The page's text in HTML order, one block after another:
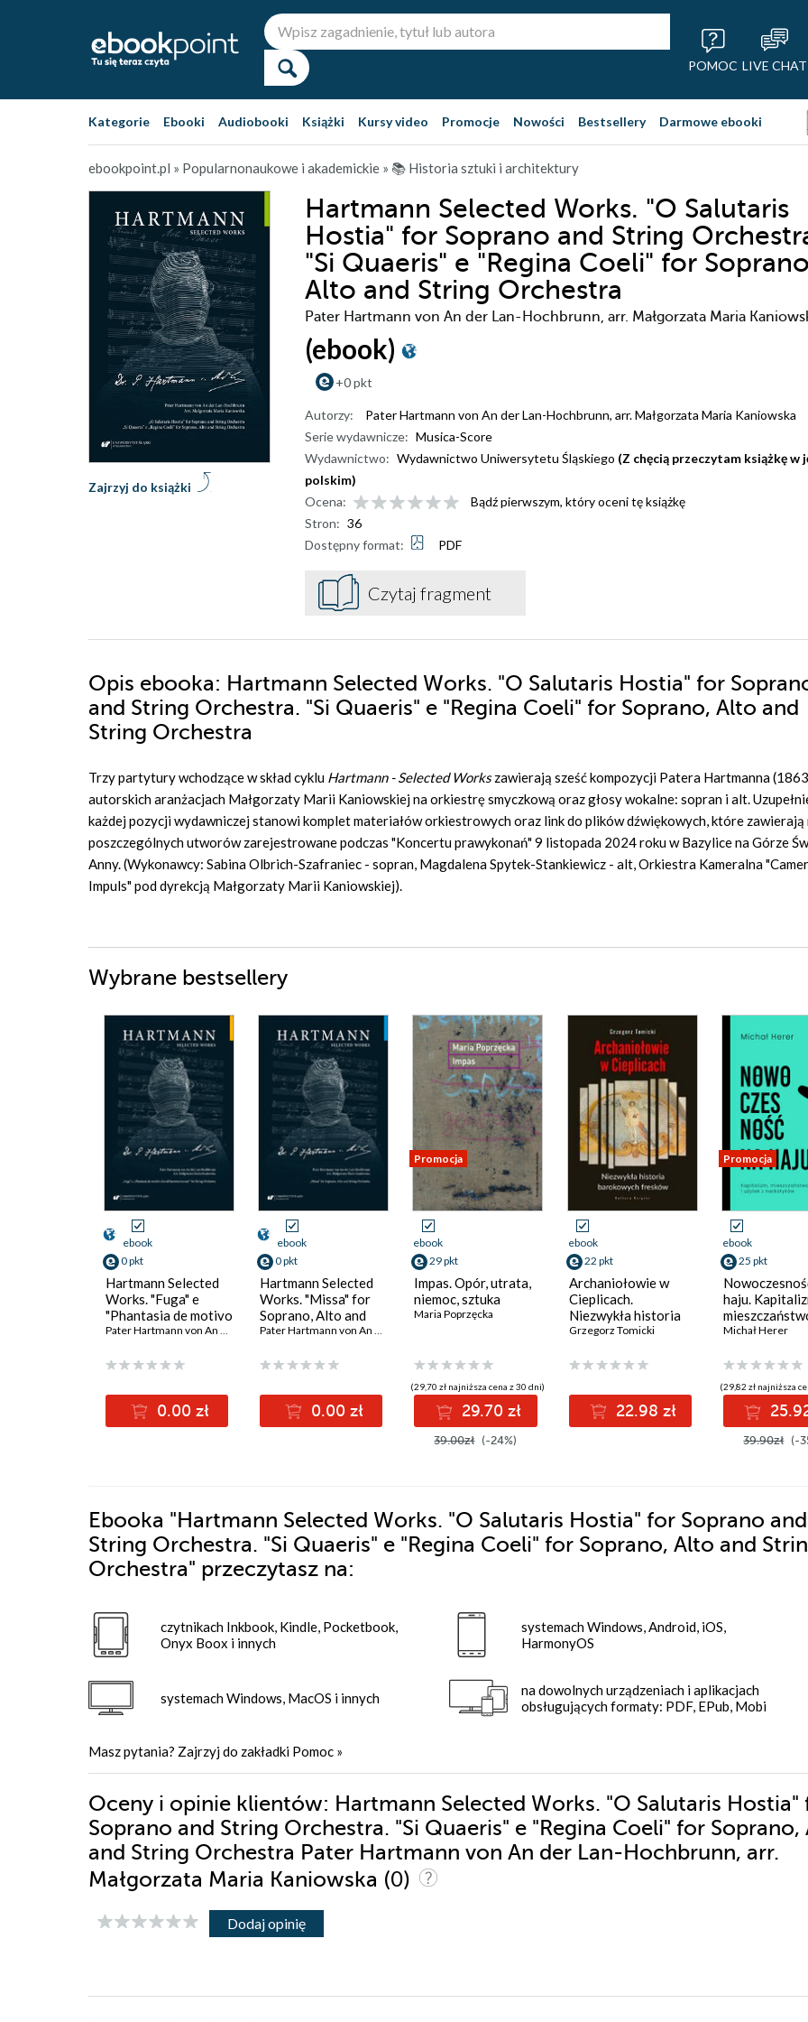
POMOC LIVE CHAT
Kategorie Ebooki Audiobooki Książki Kursy video Promocje Nowości Bestsellery Darmowe ebooki
ebookpoint.pl » Popularnonaukowe i akademickie » 📚 Historia sztuki i architektury
Hartmann Selected Works. "O Salutaris
Hostia" for Soprano and String
"Si Quaeris" e "Regina Coeli" for
Alto and String Orchestra
Pater Hartmann von An der Lan-Hochbrunn, arr. Małgorzata Maria
(ebook)
+0 pkt
Zajrzyj do książki
Autorzy: Pater Hartmann von An der Lan-Hochbrunn, arr. Małgorzata Maria Kaniowska
Serie wydawnicze: Musica-Score
Wydawnictwo: Wydawnictwo Uniwersytetu Śląskiego (Z chęcią przeczytam książkę w
polskim)
Ocena:
Bądź pierwszym, który oceni tę książkę
Stron: 36
Dostępny format:
PDF
Czytaj fragment
Opis ebooka: Hartmann Selected Works. "O Salutaris Hostia" for
and String Orchestra. "Si Quaeris" e "Regina Coeli" for Soprano, Alto and
String Orchestra
Trzy partytury wchodzące w skład cyklu Hartmann - Selected Workszawierają sześć kompozycji Patera Hartmanna
autorskich aranżacjach Małgorzaty Marii Kaniowskiej na orkiestrę smyczkową oraz głosy wokalne: sopran i alt.
każdej pozycji wydawniczej stanowi komplet materiałów orkiestrowych oraz link do plików dźwiękowych, które
poszczególnych utworów zarejestrowane podczas "Koncertu prawykonań" 9 listopada 2024 roku w Bazylice na Górze
Anny. (Wykonawcy: Sabina Olbrich-Szafraniec - sopran, Magdalena Spytek-Stankiewicz - alt, Orkiestra Kameralna
Impuls" pod dyrekcją Małgorzaty Marii Kaniowskiej).
Wybrane bestsellery
ebook
0 pkt
Hartmann Selected
Works. "Fuga" e
"Phantasia de motivo
chorali
String Orchestra
Pater Hartmann von An der Lan-Hochbrunn ,arr. Małgorzata Maria Kaniowska
0.00 zł
ebook
0 pkt
Hartmann Selected
Works. "Missa" for
Soprano, Alto and
String Orchestra
Pater Hartmann von An der Lan-Hochbrunn arr. Małgorzata Maria Kaniowska
0.00 zł
Promocja
ebook
29 pkt
Impas. Opór, utrata,
niemoc, sztuka
Maria Poprzęcka
(29,70 zł najniższa cena z 30 dni)
29.70 zł
39.00zł (-24%)
ebook
22 pkt
Archaniołowie w
Cieplicach.
Niezwykła historia
barokowych fresków
Grzegorz Tomicki
22.98 zł
Promocja
ebook
25 pkt
haju.
narkotyki
Michał Herer
(29,82 zł najniższa
39.90zł (-
Ebooka "Hartmann Selected Works. "O Salutaris Hostia" for Soprano and
String Orchestra. "Si Quaeris" e "Regina Coeli" for Soprano, Alto and
Orchestra" przeczytasz na:
czytnikach Inkbook, Kindle, Pocketbook,
Onyx Boox i innych
systemach Windows, MacOS i innych
systemach Windows, Android, iOS,
HarmonyOS
na dowolnych urządzeniach i aplikacjach
obsługujących formaty: PDF, EPub, Mobi
Masz pytania? Zajrzyj do zakładki Pomoc »
Oceny i opinie klientów: Hartmann Selected Works. "O Salutaris Hostia"
Soprano and String Orchestra. "Si Quaeris" e "Regina Coeli" for Soprano,
and String Orchestra Pater Hartmann von An der Lan-Hochbrunn, arr.
Małgorzata Maria Kaniowska (0)
Dodaj opinię